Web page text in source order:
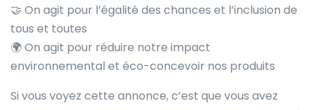
🤝 On agit pour l’égalité des chances et l’inclusion de
tous et toutes
🌍 On agit pour réduire notre impact
environnemental et éco-concevoir nos produits
Si vous voyez cette annonce, c’est que vous avez